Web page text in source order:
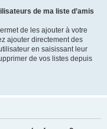
de ma liste d’amis
de les ajouter à votre
ajouter directement des
en saisissant leur
de vos listes depuis